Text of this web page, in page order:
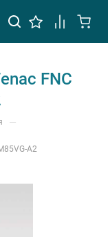
FNC
—
A2